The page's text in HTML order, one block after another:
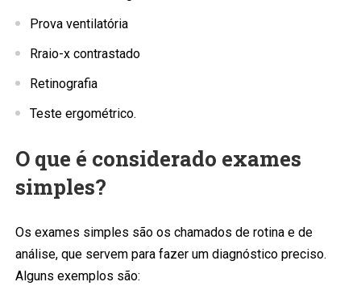
Prova ventilatória
Rraio-x contrastado
Retinografia
Teste ergométrico.
O que é considerado exames
simples?
Os exames simples são os chamados de rotina e de
análise, que servem para fazer um diagnóstico preciso.
Alguns exemplos são: